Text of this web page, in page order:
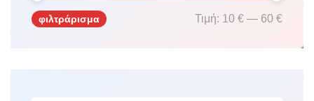
Ελάχιστη
Μέγιστη
φιλτράρισμα Τιμή: 10 € — 60 €